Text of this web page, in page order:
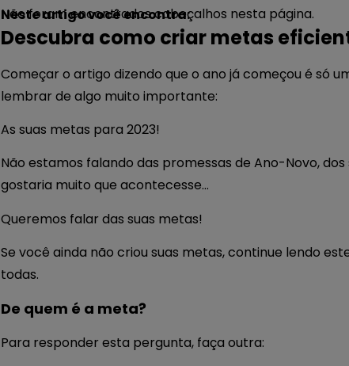
Neste artigo você encontra:
Não foram encontrados cabeçalhos nesta página.
Descubra como criar metas
Começar o artigo dizendo que o ano já começou é só
lembrar de algo muito importante:
As suas metas para 2023!
Não estamos falando das promessas de Ano-Novo,
gostaria muito que acontecesse…
Queremos falar das suas metas!
Se você ainda não criou suas metas, continue lendo
todas.
De quem é a meta?
Para responder esta pergunta, faça outra: